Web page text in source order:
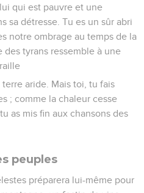
qui est pauvre et une
sa détresse. Tu es un sûr abri
notre ombrage au temps de la
des tyrans ressemble à une
aride. Mais toi, tu fais
; comme la chaleur cesse
as mis fin aux chansons des
peuples
préparera lui-même pour